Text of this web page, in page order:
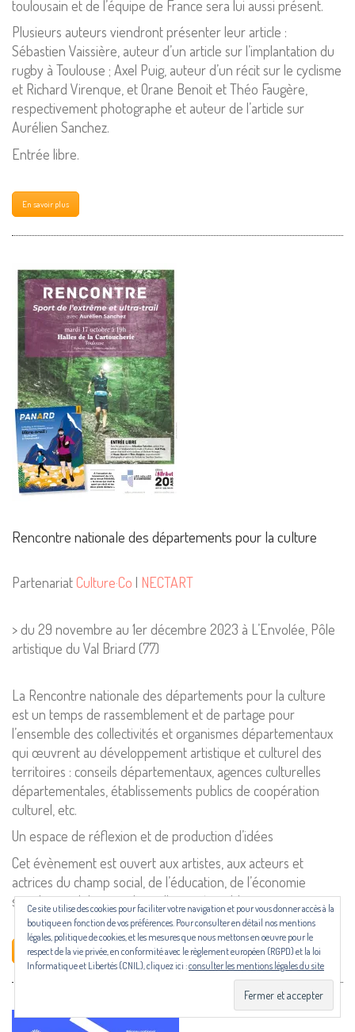
toulousain et de l’équipe de France sera lui aussi présent.
Plusieurs auteurs viendront présenter leur article :
Sébastien Vaissière, auteur d’un article sur l’implantation du
rugby à Toulouse ; Axel Puig, auteur d’un récit sur le cyclisme
et Richard Virenque, et Orane Benoit et Théo Faugère,
respectivement photographe et auteur de l’article sur
Aurélien Sanchez.
Entrée libre.
En savoir plus
Rencontre nationale des départements pour la culture
PartenariatCulture·Co | NECTART
> du 29 novembre au 1er décembre 2023 à L’Envolée, Pôle
artistique du Val Briard (77)
La Rencontre nationale des départements pour la culture
est un temps de rassemblement et de partage pour
l’ensemble des collectivités et organismes départementaux
qui œuvrent au développement artistique et culturel des
territoires : conseils départementaux, agences culturelles
départementales, établissements publics de coopération
culturel, etc.
Un espace de réflexion et de production d’idées
Cet évènement est ouvert aux artistes, aux acteurs et
actrices du champ social, de l’éducation, de l’économie
sociale et solidaire et des collectivités publiques.
En savoir plus
Pour consulter nos CGV,
politique de cookies :
cliquez ici
Pour nous contacter ou s'inscrire à l'infolettre mensuelle
diffusion@editions-attribut.fr
Régie publicitaire
Les revues NECTART, DARD/DARD et PANARD bénéficient d’une aide
du Centre national du livre (CNL) puis de la Région Occitanie, de la
Drac Occitanie et du Centre national du livre (CNL), dans le cadre du
contrat de filière mis en place par Occitanie Livre & Lecture.
© Copyright 2024. Tous droits réservés
Ce site utilise des cookies pour faciliter votre navigation et pour vous donner accès à la
boutique en fonction de vos préférences. Pour consulter en détail nos mentions
légales, politique de cookies, et les mesures que nous mettons en oeuvre pour le
respect de la vie privée, en conformité avec le règlement européen (RGPD) et la loi
Informatique et Libertés (CNIL), cliquez ici :consulter les mentions légales du site